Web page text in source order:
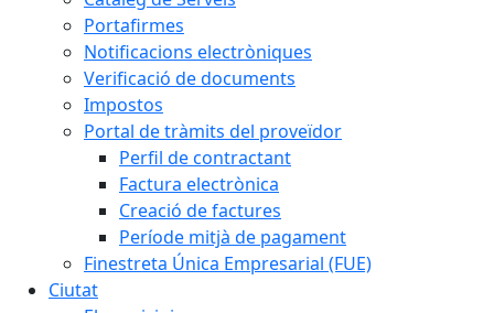
Portafirmes
Notificacions electròniques
Verificació de documents
Impostos
Portal de tràmits del proveïdor
Perfil de contractant
Factura electrònica
Creació de factures
Període mitjà de pagament
Finestreta Única Empresarial (FUE)
Ciutat